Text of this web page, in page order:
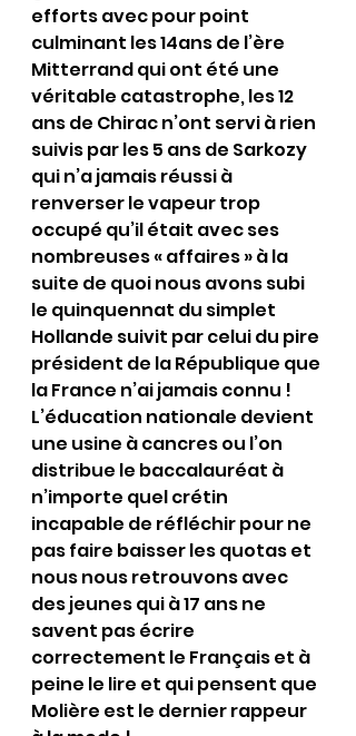
efforts avec pour point
culminant les 14ans de l’ère
Mitterrand qui ont été une
véritable catastrophe, les 12
ans de Chirac n’ont servi à rien
suivis par les 5 ans de Sarkozy
qui n’a jamais réussi à
renverser le vapeur trop
occupé qu’il était avec ses
nombreuses « affaires » à la
suite de quoi nous avons subi
le quinquennat du simplet
Hollande suivit par celui du pire
président de la République que
la France n’ai jamais connu !
L’éducation nationale devient
une usine à cancres ou l’on
distribue le baccalauréat à
n’importe quel crétin
incapable de réfléchir pour ne
pas faire baisser les quotas et
nous nous retrouvons avec
des jeunes qui à 17 ans ne
savent pas écrire
correctement le Français et à
peine le lire et qui pensent que
Molière est le dernier rappeur